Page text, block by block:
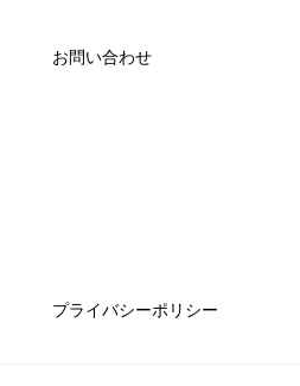
お問い合わせ
プライバシーポリシー